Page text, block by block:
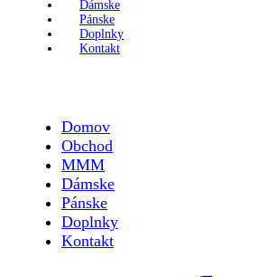
Dámske
Pánske
Doplnky
Kontakt
Domov
Obchod
MMM
Dámske
Pánske
Doplnky
Kontakt